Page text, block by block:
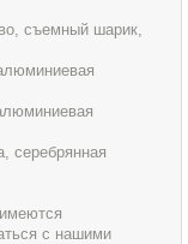
съемный шарик,
серебрянная
с нашими